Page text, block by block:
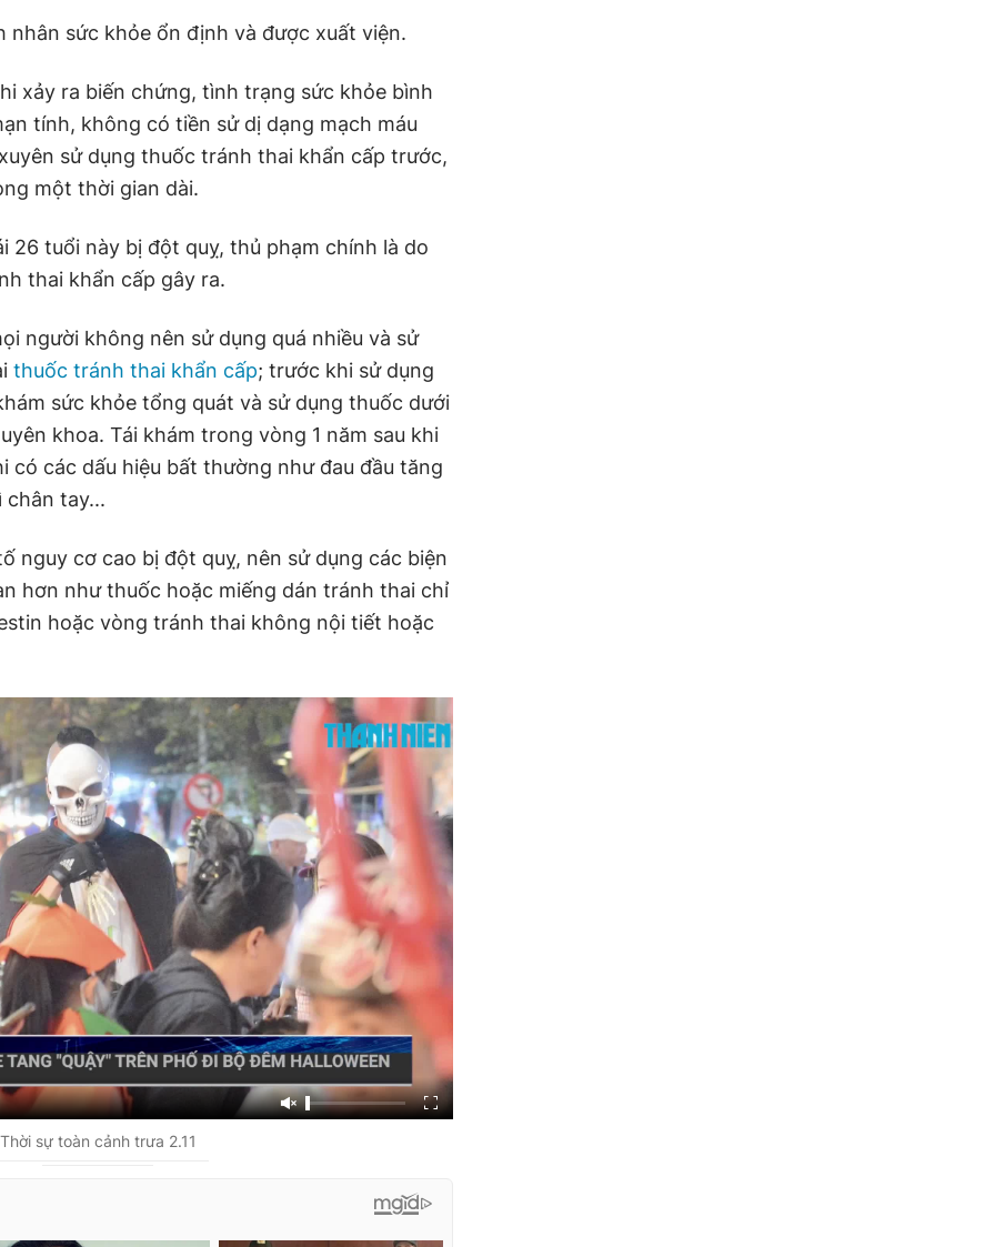
nhân sức khỏe ổn định và được xuất viện.
xảy ra biến chứng, tình trạng sức khỏe bình
tính, không có tiền sử dị dạng mạch máu
sử dụng thuốc tránh thai khẩn cấp trước,
một thời gian dài.
26 tuổi này bị đột quỵ, thủ phạm chính là do
thai khẩn cấp gây ra.
người không nên sử dụng quá nhiều và sử
thuốc tránh thai khẩn cấp; trước khi sử dụng
sức khỏe tổng quát và sử dụng thuốc dưới
khoa. Tái khám trong vòng 1 năm sau khi
có các dấu hiệu bất thường như đau đầu tăng
tay...
nguy cơ cao bị đột quỵ, nên sử dụng các biện
hơn như thuốc hoặc miếng dán tránh thai chỉ
hoặc vòng tránh thai không nội tiết hoặc
Thời sự toàn cảnh trưa 2.11